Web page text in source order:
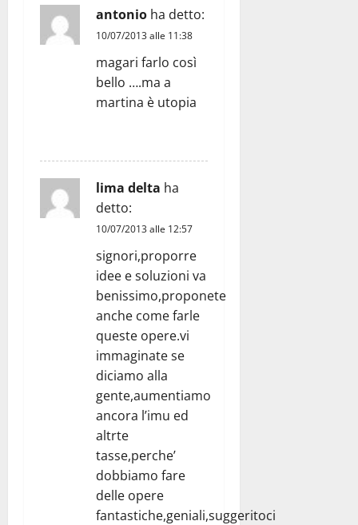
antonio ha detto:
10/07/2013 alle 11:38
magari farlo così
bello ….ma a
martina è utopia
lima delta ha
detto:
10/07/2013 alle 12:57
signori,proporre
idee e soluzioni va
benissimo,proponete
anche come farle
queste opere.vi
immaginate se
diciamo alla
gente,aumentiamo
ancora l’imu ed
altrte
tasse,perche’
dobbiamo fare
delle opere
fantastiche,geniali,suggeritoci